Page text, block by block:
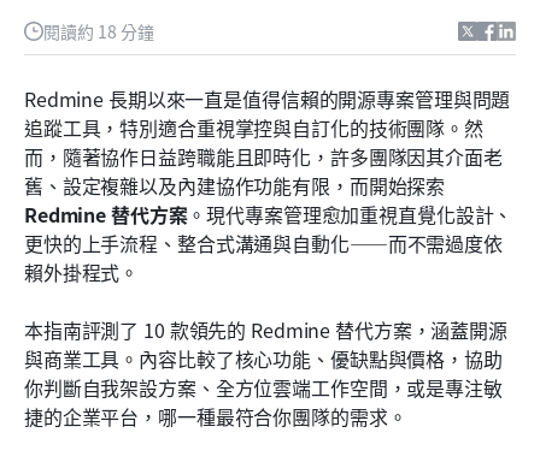
閱讀約 18 分鐘
Redmine 長期以來一直是值得信賴的開源專案管理與問題
追蹤工具，特別適合重視掌控與自訂化的技術團隊。然
而，隨著協作日益跨職能且即時化，許多團隊因其介面老
舊、設定複雜以及內建協作功能有限，而開始探索
Redmine 替代方案。現代專案管理愈加重視直覺化設計、
更快的上手流程、整合式溝通與自動化——而不需過度依
賴外掛程式。
本指南評測了 10 款領先的 Redmine 替代方案，涵蓋開源
與商業工具。內容比較了核心功能、優缺點與價格，協助
你判斷自我架設方案、全方位雲端工作空間，或是專注敏
捷的企業平台，哪一種最符合你團隊的需求。
使用 Redmine 的優缺點
如何選擇合適的 Redmine 替代方案
在評估 Redmine 替代方案時的關鍵功能
10 個最佳的 Redmine 替代方案可使用
結論
常見問題